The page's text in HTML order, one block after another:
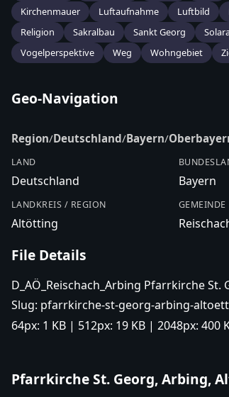
Kirchenmauer
Luftaufnahme Luftbild
Religion
Sakralbau Sankt Georg
Vogelperspektive
Weg Wohngebiet
Geo-Navigation
Region/Deutschland/Bayern/
LAND
Deutschland Bayern
LANDKREIS / REGION
Altötting
GEMEINDE
File Details
D_AÖ_Reischach_Arbing Pfarrkirche St.
Slug: pfarrkirche-st-georg-arbing-
64px: 1 KB | 512px: 19 KB | 2048px: 400
Pfarrkirche St. Georg, Arbing,